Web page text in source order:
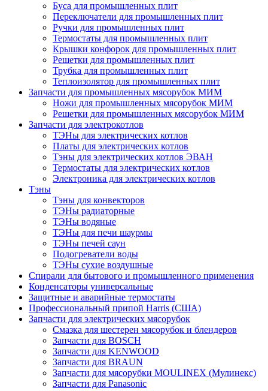
Буса для промышленных плит
Переключатели для промышленных плит
Ручки для промышленных плит
Термостаты для промышленных плит
Крышки конфорок для промышленных плит
Решетки для промышленных плит
Трубка для промышленных плит
Теплоизолятор для промышленных плит
Запчасти для промышленных мясорубок МИМ
Ножи для промышленных мясорубок МИМ
Решетки для промышленных мясорубок МИМ
Запчасти для электрокотлов
ТЭНы для электрических котлов
Платы для электрических котлов
Тэны для электрических котлов ЭВАН
Термостаты для электрических котлов
Электроника для электрических котлов
Тэны
Тэны для конвекторов
ТЭНы радиаторные
ТЭНы водяные
ТЭНы для печи шаурмы
ТЭНы печей саун
Подогреватели воды
ТЭНы сухие воздушные
Спирали для бытового и промышленного применения
Конденсаторы универсальные
Защитные и аварийные термостаты
Профессиональный припой Harris (США)
Запчасти для электрических мясорубок
Смазка для шестерен мясорубок и блендеров
Запчасти для BOSCH
Запчасти для KENWOOD
Запчасти для BRAUN
Запчасти для мясорубки MOULINEX (Мулинекс)
Запчасти для Panasonic